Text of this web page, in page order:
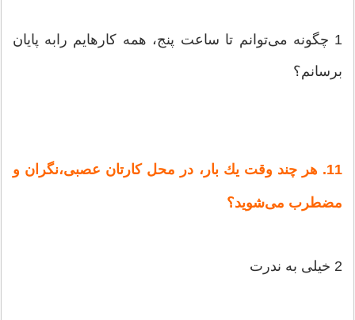
1 چگونه‌ می‌توانم‌ تا ساعت‌ پنج‌، همه‌ كارهایم‌ رابه‌ پایان‌
برسانم‌؟
11. هر چند وقت‌ یك‌ بار، در محل‌ كارتان‌ عصبی‌،نگران‌ و
مضطرب‌ می‌شوید؟
2 خیلی‌ به‌ ندرت‌